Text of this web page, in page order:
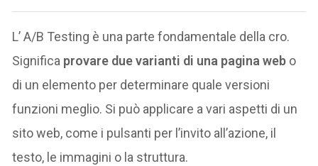
L’ A/B Testing è una parte fondamentale della cro.
Significa provare due varianti di una pagina web o
di un elemento per determinare quale versioni
funzioni meglio. Si può applicare a vari aspetti di un
sito web, come i pulsanti per l’invito all’azione, il
testo, le immagini o la struttura.